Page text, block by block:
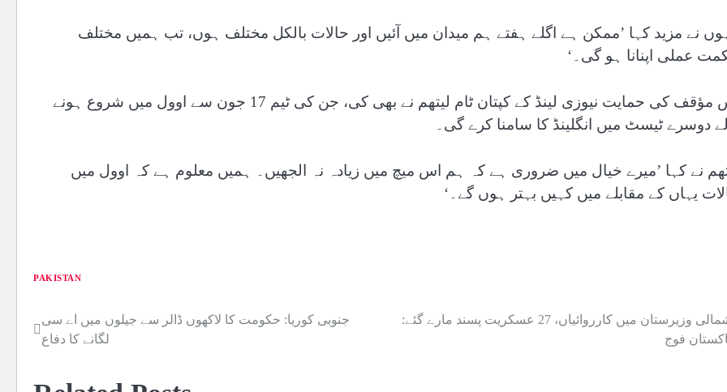
نے مزید کہا ’ممکن ہے اگلے ہفتے ہم میدان میں آئیں اور حالات بالکل مختلف ہوں، تب ہمیں مختلف
عملی اپنانا ہو گی۔‘
اس مؤقف کی حمایت نیوزی لینڈ کے کپتان ٹام لیتھم نے بھی کی، جن کی ٹیم 17 جون سے اوول میں شروع ہونے
دوسرے ٹیسٹ میں انگلینڈ کا سامنا کرے گی۔
نے کہا ’میرے خیال میں ضروری ہے کہ ہم اس میچ میں زیادہ نہ الجھیں۔ ہمیں معلوم ہے کہ اوول میں
یہاں کے مقابلے میں کہیں بہتر ہوں گے۔‘
PAKISTAN
Post
navigation
جنوبی کوریا: حکومت کا لاکھوں ڈالر سے جیلوں میں اے سی
لگانے کا دفاع
شمالی وزیرستان میں کارروائیاں، 27 عسکریت پسند مارے گئے:
فوج